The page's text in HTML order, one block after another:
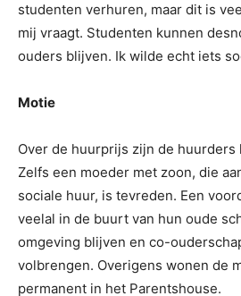
studenten verhuren, maar dit is
mij vraagt. Studenten kunnen
ouders blijven. Ik wilde echt iets
Motie
Over de huurprijs zijn de huurders
Zelfs een moeder met zoon, die
sociale huur, is tevreden. Een
veelal in de buurt van hun oude
omgeving blijven en co-
volbrengen. Overigens wonen de
permanent in het Parentshouse.